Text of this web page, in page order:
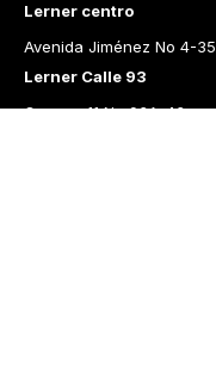
Lerner centro
Avenida Jiménez No 4-35
Lerner Calle 93
Carrera 11 No 93A-43